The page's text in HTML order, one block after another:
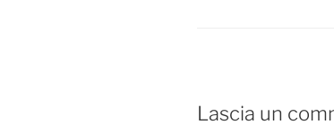
Lascia un